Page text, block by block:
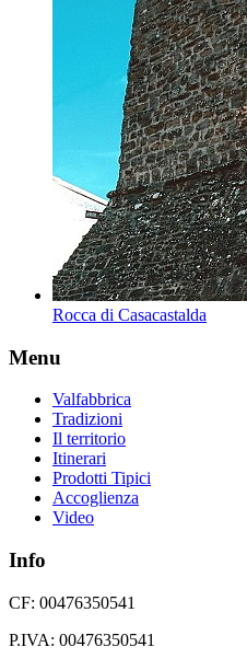
Rocca di Casacastalda
Menu
Valfabbrica
Tradizioni
Il territorio
Itinerari
Prodotti Tipici
Accoglienza
Video
Info
CF: 00476350541
P.IVA: 00476350541